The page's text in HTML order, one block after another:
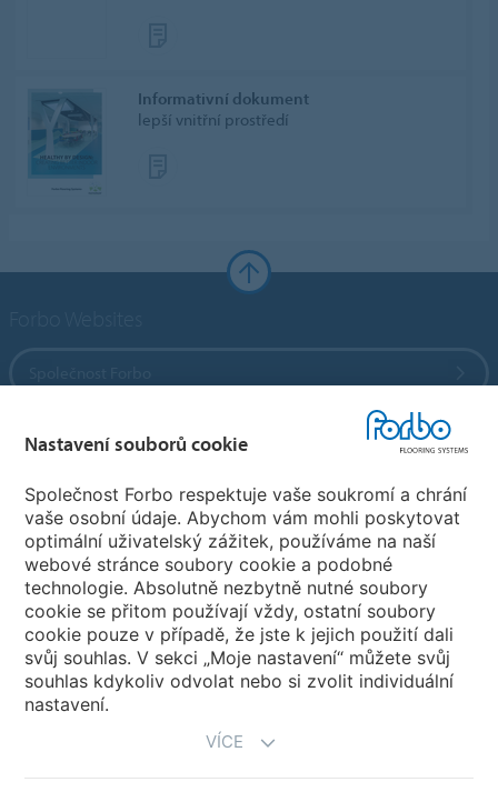
Informativní dokument
lepší vnitřní prostředí
Forbo Flooring Systems
Forbo Movement Systems
Pobočky
Vyberte svou zemi
Nastavení souborů cookie
Společnost Forbo respektuje vaše soukromí a chrání
vaše osobní údaje. Abychom vám mohli poskytovat
optimální uživatelský zážitek, používáme na naší
webové stránce soubory cookie a podobné
technologie. Absolutně nezbytně nutné soubory
cookie se přitom používají vždy, ostatní soubory
cookie pouze v případě, že jste k jejich použití dali
svůj souhlas. V sekci „Moje nastavení“ můžete svůj
souhlas kdykoliv odvolat nebo si zvolit individuální
nastavení.
VÍCE